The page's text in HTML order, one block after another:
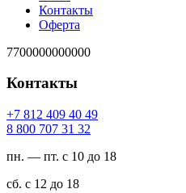
Контакты
Оферта
7700000000000
Контакты
94 04 904 218 7+
23 13 707 008 8
пн. — пт. с 10 до 18
сб. с 12 до 18